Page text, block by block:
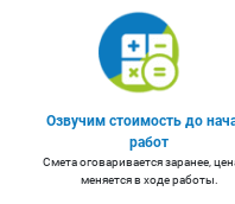
Озвучим стоимость до
работ
Смета оговаривается заранее,
меняется в ходе работы.